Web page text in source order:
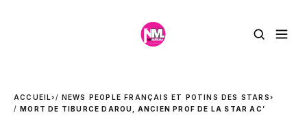
ACCUEIL› NEWS PEOPLE FRANÇAIS ET POTINS DES STARS›
MORT DE TIBURCE DAROU, ANCIEN PROF DE LA STAR AC’